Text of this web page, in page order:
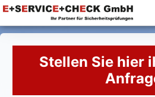
Stellen Sie hier